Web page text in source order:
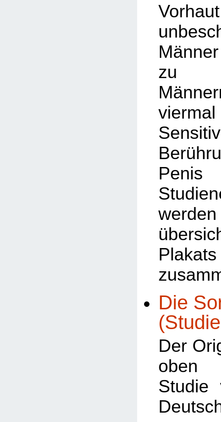
zu
Penis
Plakats
Die
Der
oben
Studie